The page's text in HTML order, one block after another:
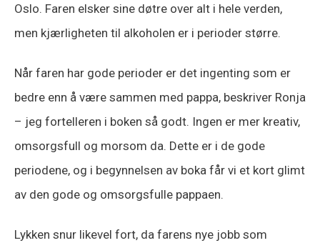
Oslo. Faren elsker sine døtre over alt i hele verden,
men kjærligheten til alkoholen er i perioder større.
Når faren har gode perioder er det ingenting som er
bedre enn å være sammen med pappa, beskriver Ronja
– jeg fortelleren i boken så godt. Ingen er mer kreativ,
omsorgsfull og morsom da. Dette er i de gode
periodene, og i begynnelsen av boka får vi et kort glimt
av den gode og omsorgsfulle pappaen.
Lykken snur likevel fort, da farens nye jobb som